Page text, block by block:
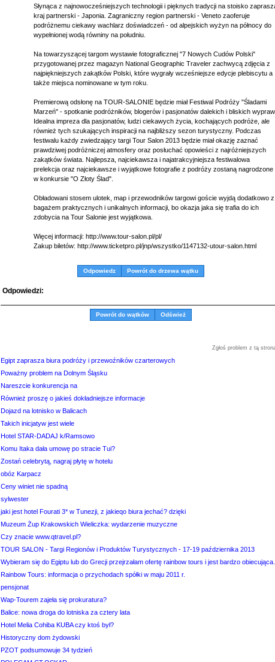
Słynąca z najnowocześniejszych technologii i pięknych tradycji na stoisko
kraj partnerski - Japonia. Zagraniczny region partnerski - Veneto zaoferuje
podróżnemu ciekawy wachlarz doświadczeń - od alpejskich wyżyn na północy do
wypełnionej wodą równiny na południu.
Na towarzyszącej targom wystawie fotograficznej "7 Nowych Cudów Polski"
przygotowanej przez magazyn National Geographic Traveler zachwycą zdjęcia z
najpiękniejszych zakątków Polski, które wygrały wcześniejsze edycje plebiscytu a
także miejsca nominowane w tym roku.
Premierową odsłonę na TOUR-SALONIE będzie miał Festiwal Podróży "Śladami
Marzeń" - spotkanie podróżników, blogerów i pasjonatów dalekich i bliskich
Idealna impreza dla pasjonatów, ludzi ciekawych życia, kochających podróże, ale
również tych szukających inspiracji na najbliższy sezon turystyczny. Podczas
festiwalu każdy zwiedzający targi Tour Salon 2013 będzie miał okazję zaznać
prawdziwej podróżniczej atmosfery oraz posłuchać opowieści z najróżniejszych
zakątków świata. Najlepsza, najciekawsza i najatrakcyjniejsza festiwalowa
prelekcja oraz najciekawsze i wyjątkowe fotografie z podróży zostaną nagrodzone
w konkursie "O Złoty Ślad".
Obładowani stosem ulotek, map i przewodników targowi goście wyjdą dodatkowo z
bagażem praktycznych i unikalnych informacji, bo okazja jaka się trafia do ich
zdobycia na Tour Salonie jest wyjątkowa.
Więcej informacji: http://www.tour-salon.pl/pl/
Zakup biletów: http://www.ticketpro.pl/jnp/wszystko/1147132-utour-salon.html
Odpowiedz Powrót do drzewa wątku
Odpowiedzi:
Powrót do wątków Odśwież
Zgłoś problem z tą
Egipt zaprasza biura podróży i przewoźników czarterowych
Poważny problem na Dolnym Śląsku
Nareszcie konkurencja na
Również proszę o jakieś dokładniejsze informacje
Dojazd na lotnisko w Balicach
Takich inicjatyw jest wiele
Hotel STAR-DADAJ k/Ramsowo
Komu Itaka dała umowę po stracie Tui?
Zostań celebrytą, nagraj płytę w hotelu
obóz Karpacz
Ceny winiet nie spadną
sylwester
jaki jest hotel Fourati 3* w Tunezji, z jakieqo biura jechać? dzięki
Muzeum Żup Krakowskich Wieliczka: wydarzenie muzyczne
Czy znacie www.qtravel.pl?
TOUR SALON - Targi Regionów i Produktów Turystycznych - 17-19 października 2013
Wybieram się do Egiptu lub do Grecji przejrzałam ofertę rainbow tours i jest bardzo obiecująca.
Rainbow Tours: informacja o przychodach spółki w maju 2011 r.
pensjonat
Wap-Tourem zajeła się prokuratura?
Balice: nowa droga do lotniska za cztery lata
Hotel Melia Cohiba KUBA czy ktoś był?
Historyczny dom żydowski
PZOT podsumowuje 34 tydzień